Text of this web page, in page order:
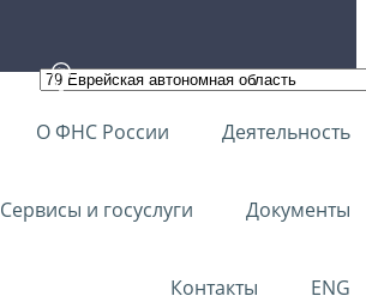
О ФНС России Деятельность
Сервисы и госуслуги Документы
Контакты ENG